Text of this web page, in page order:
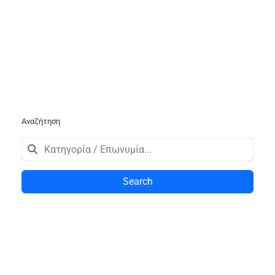
Αναζήτηση
Search